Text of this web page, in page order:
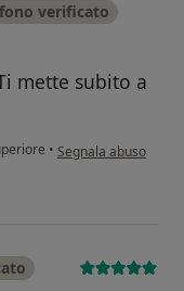
verificato
mette subito a
• secondo l'opinione
Segnala abuso